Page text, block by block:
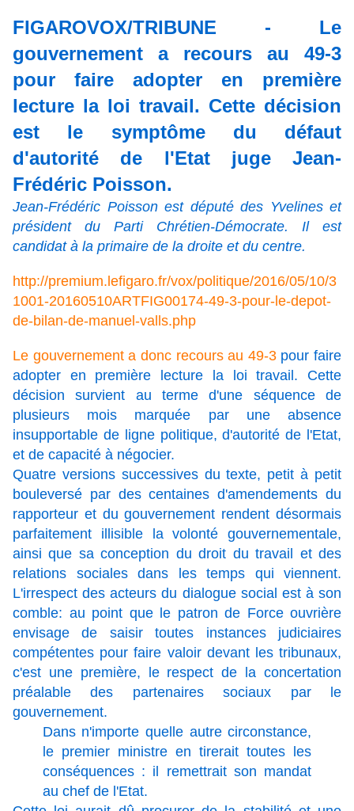
FIGAROVOX/TRIBUNE - Le
gouvernement a recours au 49-3
pour faire adopter en première
lecture la loi travail. Cette décision
est le symptôme du défaut
d'autorité de l'Etat juge Jean-
Frédéric Poisson.
Jean-Frédéric Poisson est député des Yvelines et
président du Parti Chrétien-Démocrate. Il est
candidat à la primaire de la droite et du centre.
http://premium.lefigaro.fr/vox/politique/2016/05/10/3
1001-20160510ARTFIG00174-49-3-pour-le-depot-
de-bilan-de-manuel-valls.php
Le gouvernement a donc recours au 49-3pour faire
adopter en première lecture la loi travail. Cette
décision survient au terme d'une séquence de
plusieurs mois marquée par une absence
insupportable de ligne politique, d'autorité de l'Etat,
et de capacité à négocier.
Quatre versions successives du texte, petit à petit
bouleversé par des centaines d'amendements du
rapporteur et du gouvernement rendent désormais
parfaitement illisible la volonté gouvernementale,
ainsi que sa conception du droit du travail et des
relations sociales dans les temps qui viennent.
L'irrespect des acteurs du dialogue social est à son
comble: au point que le patron de Force ouvrière
envisage de saisir toutes instances judiciaires
compétentes pour faire valoir devant les tribunaux,
c'est une première, le respect de la concertation
préalable des partenaires sociaux par le
gouvernement.
Dans n'importe quelle autre circonstance,
le premier ministre en tirerait toutes les
conséquences : il remettrait son mandat
au chef de l'Etat.